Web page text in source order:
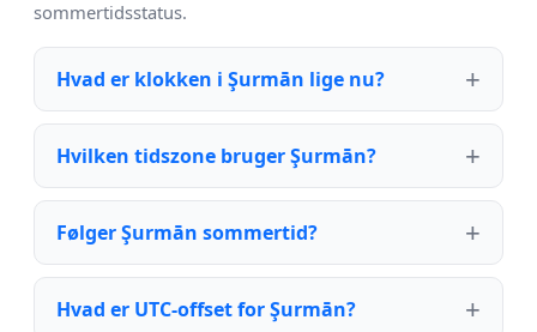
sommertidsstatus.
Hvad er klokken i Şurmān lige nu?
Hvilken tidszone bruger Şurmān?
Følger Şurmān sommertid?
Hvad er UTC-offset for Şurmān?